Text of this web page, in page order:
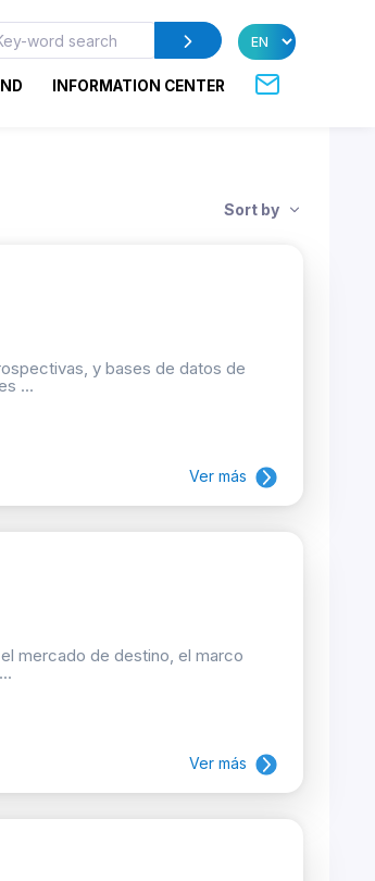
INFORMATION CENTER
Sort by
y bases de datos de
...
Ver más
mercado de destino, el marco
Ver más